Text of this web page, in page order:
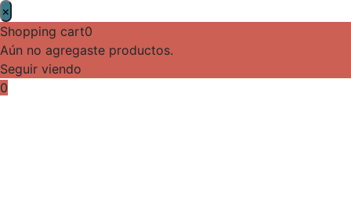
×
Shopping cart0
Aún no agregaste productos.
Seguir viendo
0